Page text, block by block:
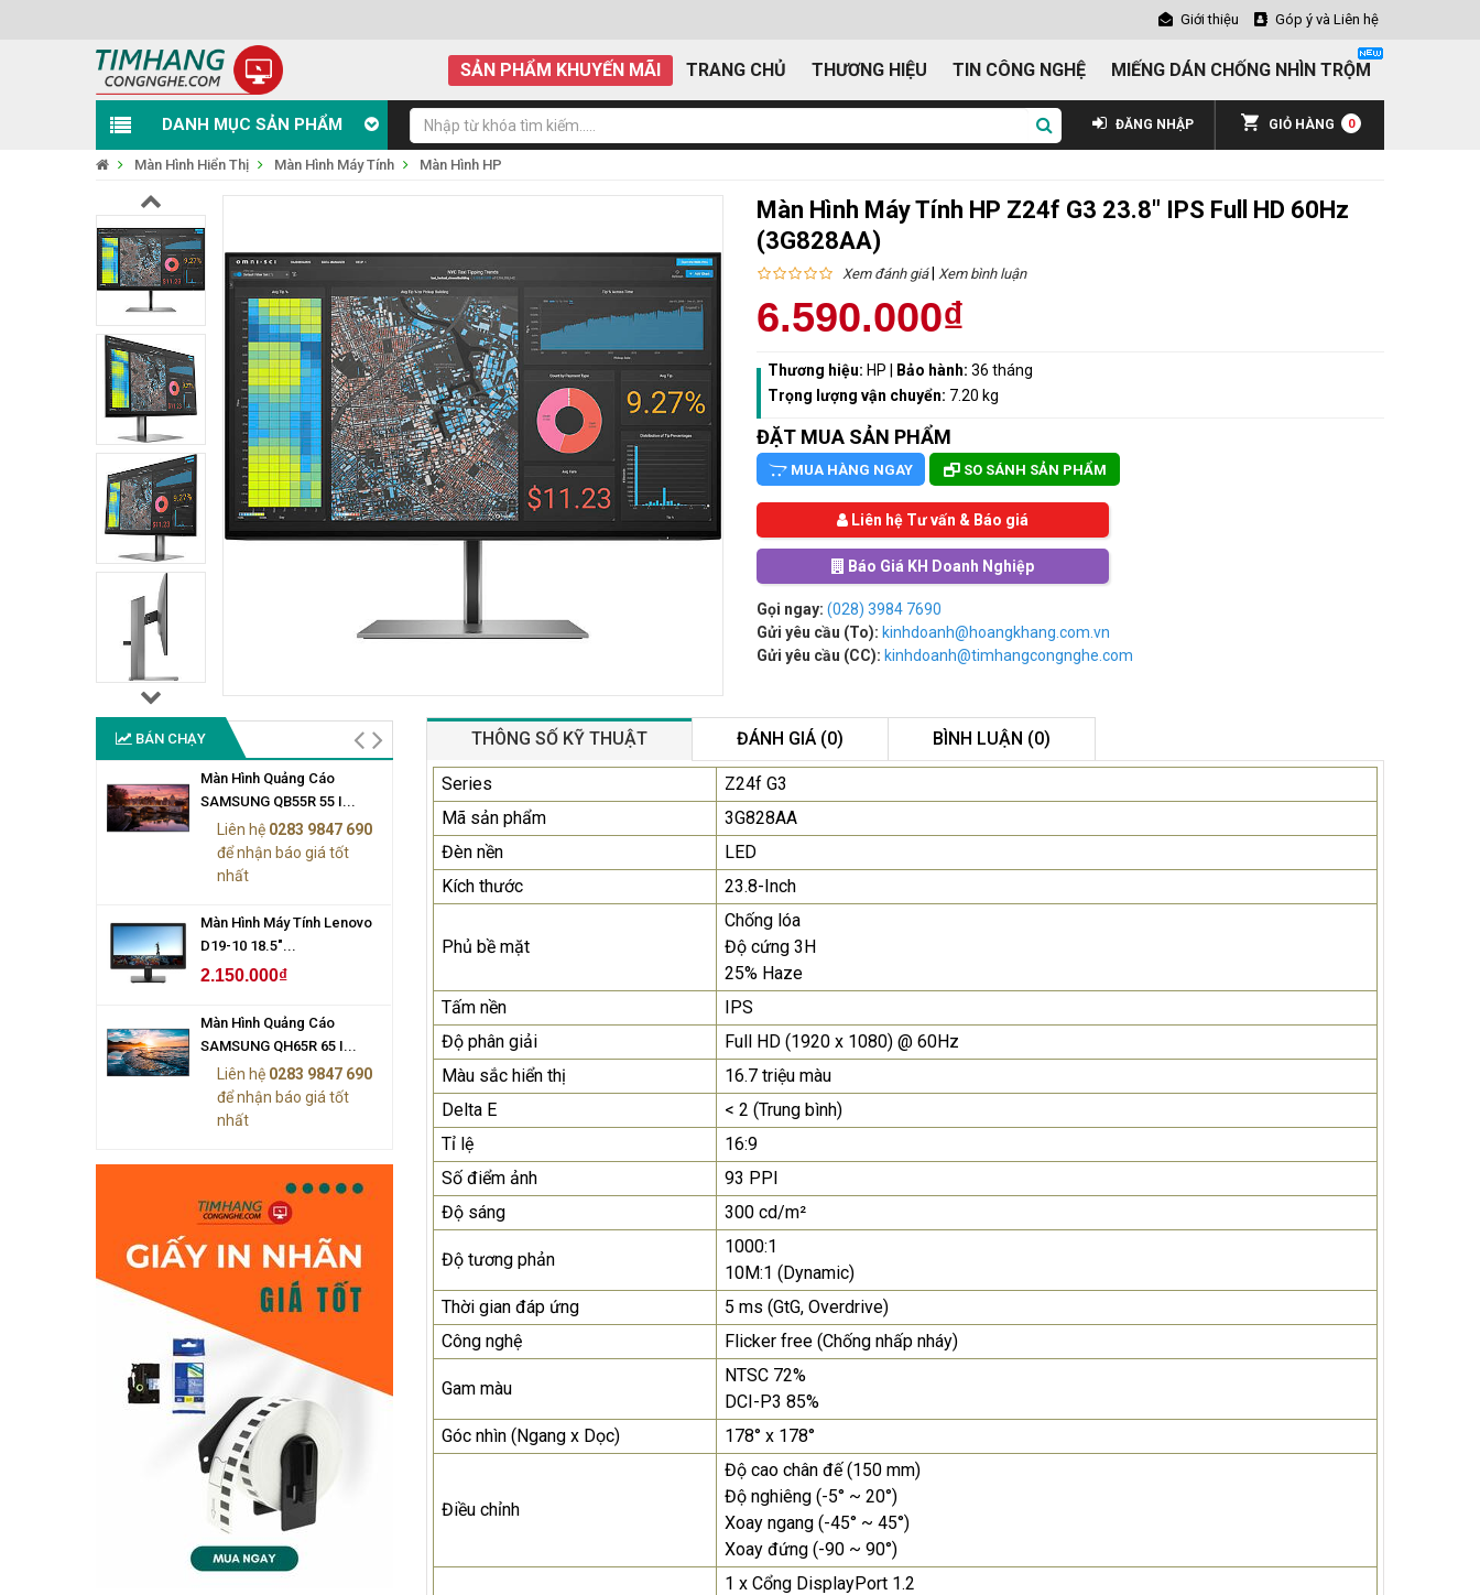
Giới thiệu Góp ý và Liên hệ
SẢN PHẨM KHUYẾN MÃI TRANG CHỦ THƯƠNG HIỆU TIN CÔNG NGHỆ MIẾNG DÁN CHỐNG NHÌN TRỘM
DANH MỤC SẢN PHẨM GIỎ HÀNG 0
ĐĂNG NHẬP
Màn Hình Hiển Thị Màn Hình Máy Tính Màn Hình HP
Màn Hình Máy Tính HP Z24f G3 23.8" IPS Full HD 60Hz
(3G828AA)
Xem đánh giá| Xem bình luận
6.590.000₫
Thương hiệu: HP Bảo hành: 36 tháng
Trọng lượng vận chuyển: 7.20 kg
ĐẶT MUA SẢN PHẨM
MUA HÀNG NGAY SO SÁNH SẢN PHẨM
Liên hệ Tư vấn & Báo giá
Báo Giá KH Doanh Nghiệp
Gọi ngay: (028) 3984 7690
Gửi yêu cầu (To): kinhdoanh@hoangkhang.com.vn
Gửi yêu cầu (CC): kinhdoanh@timhangcongnghe.com
BÁN CHẠY
Màn Hình Quảng Cáo
SAMSUNG QB55R 55 I...
Liên hệ 0283 9847 690
để nhận báo giá tốt
nhất
Màn Hình Máy Tính Lenovo
D19-10 18.5"...
2.150.000₫
Màn Hình Quảng Cáo
SAMSUNG QH65R 65 I...
Liên hệ 0283 9847 690
để nhận báo giá tốt
nhất
SAMSUNG QB55R 55 I...
nhất
Màn Hình Máy Tính Lenovo
D19-10 18.5"...
2.150.000₫
Màn Hình Quảng Cáo
SAMSUNG QH65R 65 I...
Liên hệ
để nhận báo giá tốt
nhất
THÔNG SỐ KỸ THUẬT ĐÁNH GIÁ (0) BÌNH LUẬN (0)
Series
Z24f G3
Mã sản phẩm
3G828AA
Đèn nền
LED
Kích thước
23.8-Inch
Phủ bề mặt
Chống lóa
Độ cứng 3H
25% Haze
Tấm nền
IPS
Độ phân giải
Full HD (1920 x 1080) @ 60Hz
Màu sắc hiển thị
16.7 triệu màu
Delta E
< 2 (Trung bình)
Tỉ lệ
16:9
Số điểm ảnh
93 PPI
Độ sáng
300 cd/m²
Độ tương phản
1000:1
10M:1 (Dynamic)
Thời gian đáp ứng
5 ms (GtG, Overdrive)
Công nghệ
Flicker free (Chống nhấp nháy)
Gam màu
NTSC 72%
DCI-P3 85%
Góc nhìn (Ngang x Dọc)
178° x 178°
Điều chỉnh
Độ cao chân đế (150 mm)
Độ nghiêng (-5° ~ 20°)
Xoay ngang (-45° ~ 45°)
Xoay đứng (-90 ~ 90°)
1 x Cổng DisplayPort 1.2